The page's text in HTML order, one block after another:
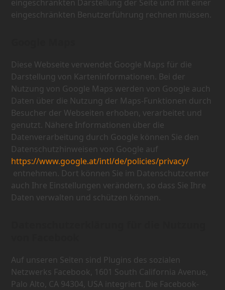
eingeschränkten Darstellung der Seite und mit einer
eingeschränkten Benutzerführung rechnen müssen.
Diese Webseite verwendet Google Maps für die
Darstellung von Karteninformationen. Bei der
Nutzung von Google Maps werden von Google auch
Daten über die Nutzung der Maps-Funktionen durch
Besucher der Webseiten erhoben, verarbeitet und
genutzt. Nähere Informationen über die
Datenverarbeitung durch Google können Sie den
Datenschutzhinweisen von Google auf
https://www.google.at/intl/de/policies/privacy/
entnehmen. Dort können Sie im Datenschutzcenter
auch Ihre Einstellungen verändern, so dass Sie Ihre
Daten verwalten und schützen können.
Auf unseren Seiten sind Plugins des sozialen
Netzwerks Facebook, 1601 South California Avenue,
Palo Alto, CA 94304, USA integriert. Die Facebook-